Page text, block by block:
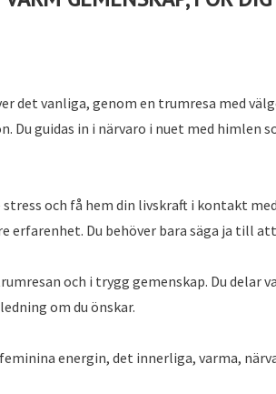
det vanliga, genom en trumresa med
Du guidas in i närvaro i nuet med himlen
och få hem din livskraft i kontakt
erfarenhet. Du behöver bara säga ja till
och i trygg gemenskap. Du delar
om du önskar.
energin, det innerliga, varma,